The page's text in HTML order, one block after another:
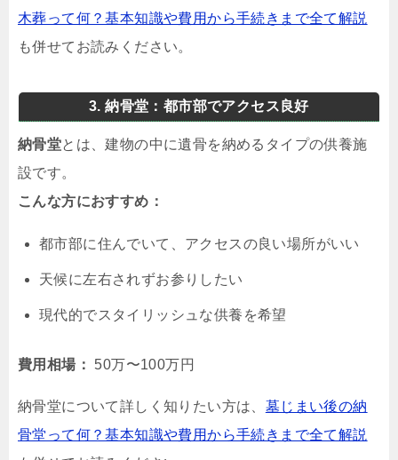
木葬って何？基本知識や費用から手続きまで全て解説
も併せてお読みください。
3. 納骨堂：都市部でアクセス良好
納骨堂とは、建物の中に遺骨を納めるタイプの供養施
設です。
こんな方におすすめ：
都市部に住んでいて、アクセスの良い場所がいい
天候に左右されずお参りしたい
現代的でスタイリッシュな供養を希望
費用相場： 50万〜100万円
納骨堂について詳しく知りたい方は、 墓じまい後の納
骨堂って何？基本知識や費用から手続きまで全て解説